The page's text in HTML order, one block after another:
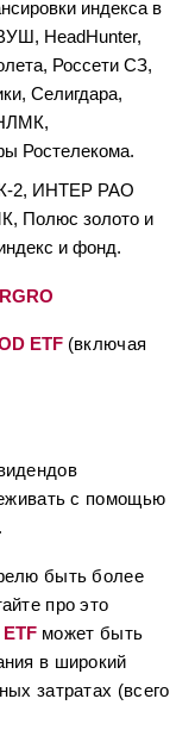
индекса в
HeadHunter,
Россети СЗ,
Селигдара,
Ростелекома.
2, ИНТЕР РАО
Полюс золото и
и фонд.
ETF(включая
с помощью
.
быть более
про это
может быть
в широкий
затратах (всего